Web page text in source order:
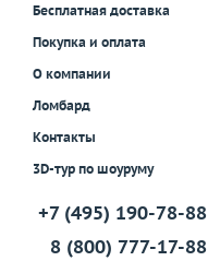
Бесплатная доставка
Покупка и оплата
О компании
Ломбард
Контакты
3D-тур по шоуруму
+7 (495) 190-78-88
8 (800) 777-17-88